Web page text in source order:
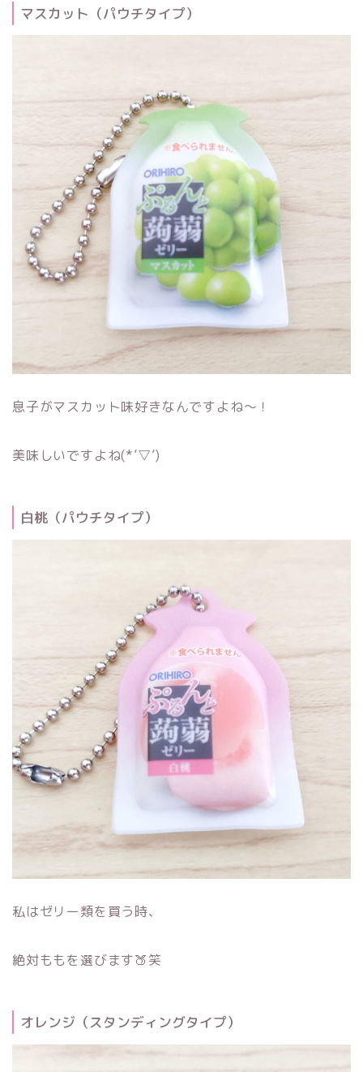
マスカット（パウチタイプ）
息子がマスカット味好きなんですよね～！
美味しいですよね(*’▽’)
白桃（パウチタイプ）
私はゼリー類を買う時、
絶対ももを選びます🍑笑
オレンジ（スタンディングタイプ）